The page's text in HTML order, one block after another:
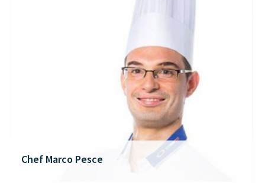
Chef Marco Pesce